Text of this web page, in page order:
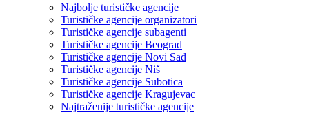
Najbolje turističke agencije
Turističke agencije organizatori
Turističke agencije subagenti
Turističke agencije Beograd
Turističke agencije Novi Sad
Turističke agencije Niš
Turističke agencije Subotica
Turističke agencije Kragujevac
Najtraženije turističke agencije